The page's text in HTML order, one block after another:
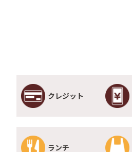
クレジット
ランチ